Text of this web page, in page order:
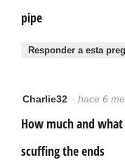
pipe
Responder a esta
Charlie32 · hace 6
How much and
scuffing the ends